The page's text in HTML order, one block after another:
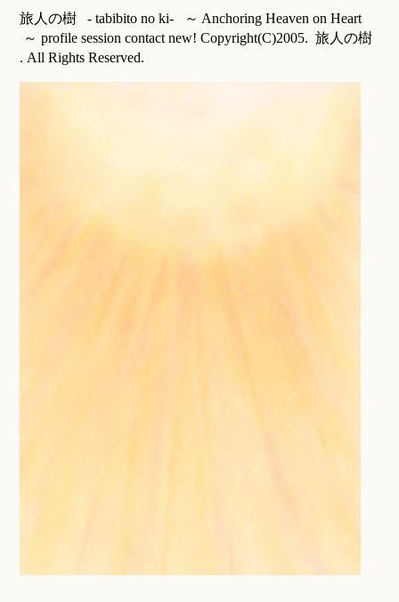
旅人の樹 - tabibito no ki- ～ Anchoring Heaven on Heart
～ profile session contact new! Copyright(C)2005. 旅人の樹
. All Rights Reserved.